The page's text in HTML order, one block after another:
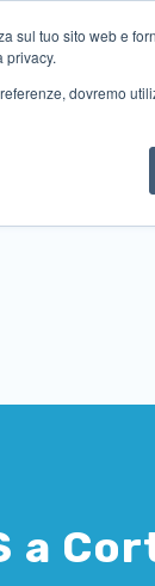
sul tuo sito web e
privacy.
dovremo
a